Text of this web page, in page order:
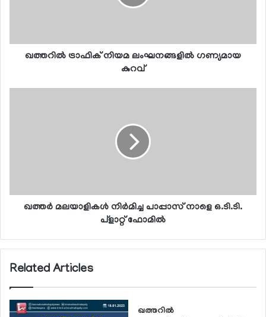
ഖത്തറില്‍ ട്രാഫിക് നിയമ ലംഘനങ്ങളില്‍ ഗണ്യമായ
കുറവ്
ഖത്തര്‍ മലയാളികള്‍ നിര്‍മിച്ച പാപ്പാസ് നാളെ ഒ.ടി.ടി.
പ്ളാറ്റ് ഫോമില്‍
Related Articles
ഖത്തറില്‍